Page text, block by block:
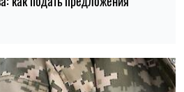
бытовые вопросы